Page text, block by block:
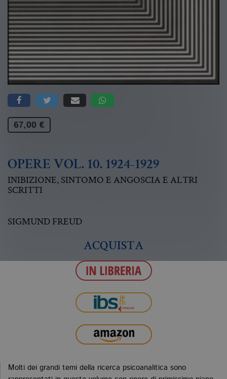
67,00 €
OPERE VOL. 10. 1924-1929
INIBIZIONE, SINTOMO E ANGOSCIA E ALTRI
SCRITTI
SIGMUND FREUD
ACQUISTA
Molti dei grandi temi della ricerca psicoanalitica sono